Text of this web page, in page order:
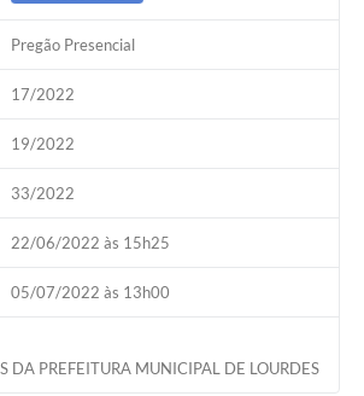
para Trabalho
Pregão Presencial
17/2022
19/2022
33/2022
22/06/2022 às 15h25
05/07/2022 às 13h00
DA PREFEITURA MUNICIPAL DE LOURDES